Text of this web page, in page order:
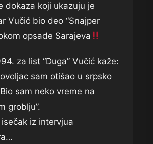
dokaza koji ukazuju je
Vučić bio deo “Snajper
opsade Sarajeva
za list “Duga” Vučić kaže:
sam otišao u srpsko
sam neko vreme na
groblju”.
isečak iz intervjua